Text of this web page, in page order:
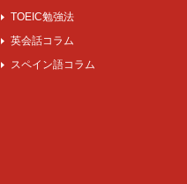
TOEIC勉強法
英会話コラム
スペイン語コラム